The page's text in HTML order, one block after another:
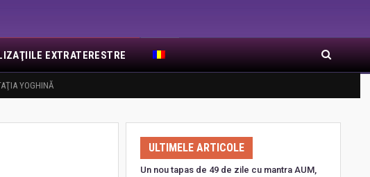
LOGIN ORA DE RĂSĂRIT
YOGHINĂ
EXTRATERESTRE
ULTIMELE ARTICOLE
Un nou tapas de 49 de zile cu mantra AUM,